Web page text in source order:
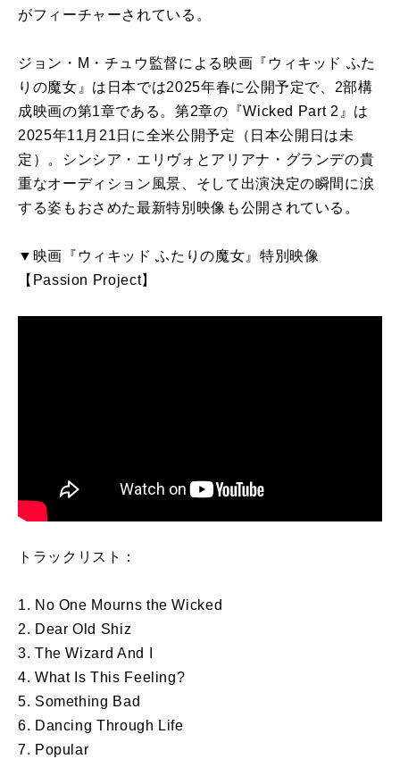
がフィーチャーされている。
ジョン・M・チュウ監督による映画『ウィキッド ふた
りの魔女』は日本では2025年春に公開予定で、2部構
成映画の第1章である。第2章の『Wicked Part 2』は
2025年11月21日に全米公開予定（日本公開日は未
定）。シンシア・エリヴォとアリアナ・グランデの貴
重なオーディション風景、そして出演決定の瞬間に涙
する姿もおさめた最新特別映像も公開されている。
▼映画『ウィキッド ふたりの魔女』特別映像
【Passion Project】
トラックリスト：
1. No One Mourns the Wicked
2. Dear Old Shiz
3. The Wizard And I
4. What Is This Feeling?
5. Something Bad
6. Dancing Through Life
7. Popular